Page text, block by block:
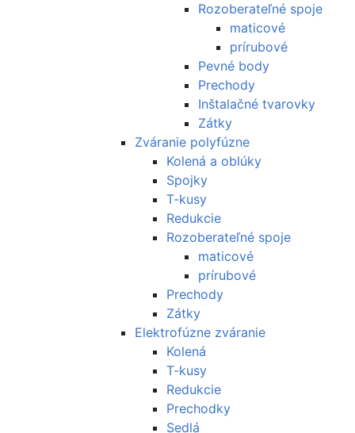
Rozoberateľné spoje
maticové
prírubové
Pevné body
Prechody
Inštalačné tvarovky
Zátky
Zváranie polyfúzne
Kolená a oblúky
Spojky
T-kusy
Redukcie
Rozoberateľné spoje
maticové
prírubové
Prechody
Zátky
Elektrofúzne zváranie
Kolená
T-kusy
Redukcie
Prechodky
Sedlá